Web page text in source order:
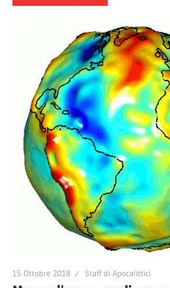
15 Ottobre 2018 Staff di Apocalittici